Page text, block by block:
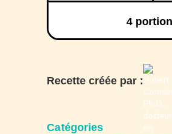
4
Recette créée par :
Catégories